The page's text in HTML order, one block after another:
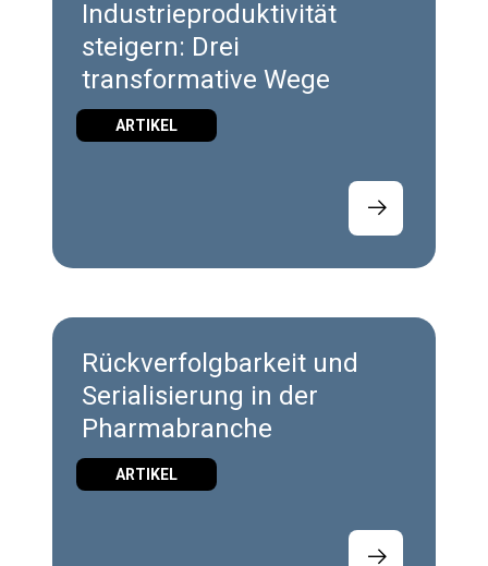
Industrieproduktivität
steigern: Drei
transformative Wege
ARTIKEL
Rückverfolgbarkeit und
Serialisierung in der
Pharmabranche
ARTIKEL